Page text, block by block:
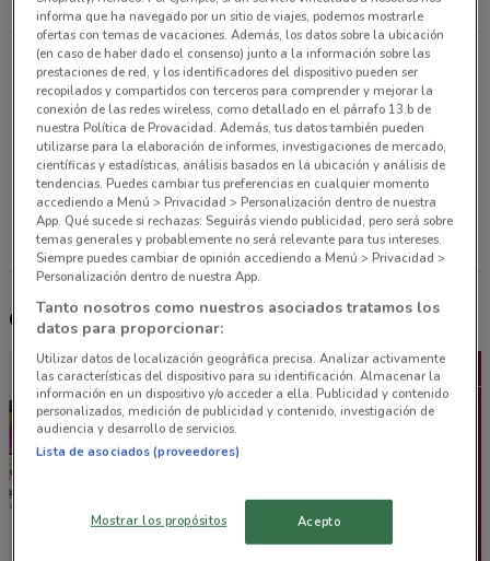
1.2 km
ABIERTO
Av. San Antonio 72 Benito Juárez
1.3 km
ABIERTO
Avenida San Antonio #72, Colonia Anpoles
Delegacion Benito Juarez, Benito Juárez (cdmx)
1.3 km
ABIERTO
Todas las tiendas Coppel
Otros catálogos cercanos
informa que ha navegado por un sitio de viajes, podemos mostrarle
ofertas con temas de vacaciones. Además, los datos sobre la ubicación
(en caso de haber dado el consenso) junto a la información sobre las
prestaciones de red, y los identificadores del dispositivo pueden ser
recopilados y compartidos con terceros para comprender y mejorar la
conexión de las redes wireless, como detallado en el párrafo 13.b de
nuestra Política de Provacidad. Además, tus datos también pueden
utilizarse para la elaboración de informes, investigaciones de mercado,
científicas y estadísticas, análisis basados en la ubicación y análisis de
tendencias. Puedes cambiar tus preferencias en cualquier momento
accediendo a Menú > Privacidad > Personalización dentro de nuestra
App. Qué sucede si rechazas: Seguirás viendo publicidad, pero será sobre
temas generales y probablemente no será relevante para tus intereses.
Siempre puedes cambiar de opinión accediendo a Menú > Privacidad >
Personalización dentro de nuestra App.
Tanto nosotros como nuestros asociados tratamos los
datos para proporcionar:
Utilizar datos de localización geográfica precisa. Analizar activamente
las características del dispositivo para su identificación. Almacenar la
información en un dispositivo y/o acceder a ella. Publicidad y contenido
personalizados, medición de publicidad y contenido, investigación de
audiencia y desarrollo de servicios.
Lista de asociados (proveedores)
Mostrar los propósitos Acepto